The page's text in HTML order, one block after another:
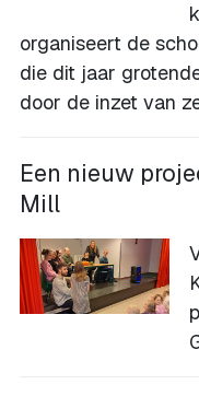
organiseert de
die dit jaar
door de inzet van
Een nieuw
Mill